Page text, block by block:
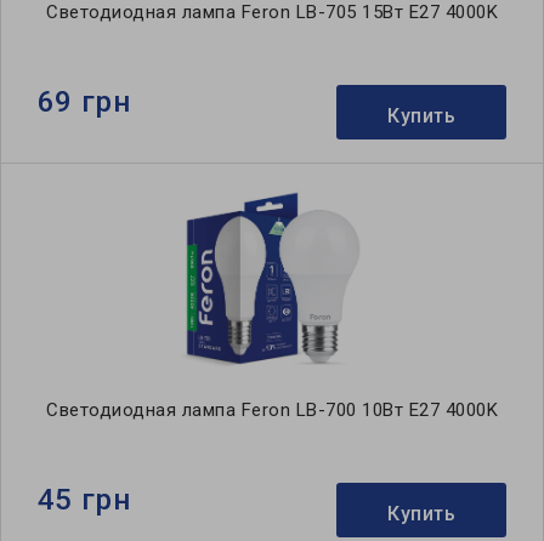
Светодиодная лампа Feron LB-705 15Вт E27 4000K
69 грн Купить
Светодиодная лампа Feron LB-700 10Вт E27 4000K
45 грн Купить